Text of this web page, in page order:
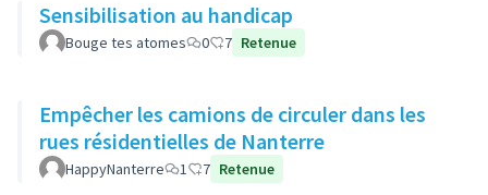
Sensibilisation au handicap
Bouge tes atomes 0 7 Retenue
Empêcher les camions de circuler dans les
rues résidentielles de Nanterre
HappyNanterre 1 7 Retenue